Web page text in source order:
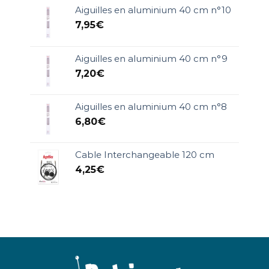
Aiguilles en aluminium 40 cm n°10
7,95€
Aiguilles en aluminium 40 cm n°9
7,20€
Aiguilles en aluminium 40 cm n°8
6,80€
Cable Interchangeable 120 cm
4,25€